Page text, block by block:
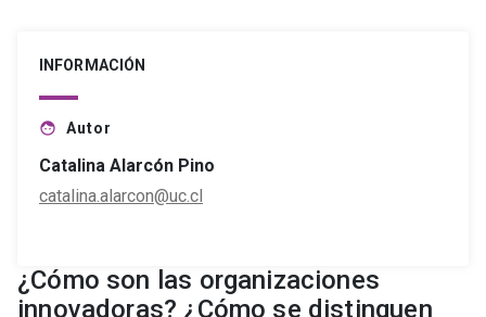
INFORMACIÓN
face Autor
Catalina Alarcón Pino
catalina.alarcon@uc.cl
¿Cómo son las organizaciones
innovadoras? ¿Cómo se distinguen